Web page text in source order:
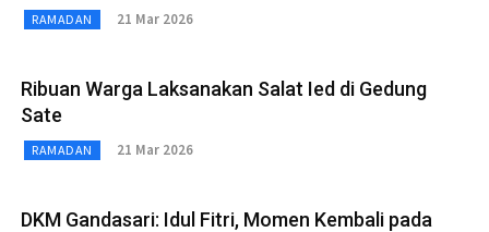
RAMADAN 21 Mar 2026
Ribuan Warga Laksanakan Salat Ied di Gedung
Sate
RAMADAN 21 Mar 2026
DKM Gandasari: Idul Fitri, Momen Kembali pada